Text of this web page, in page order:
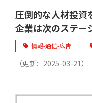
圧倒的な人材投資
企業は次のステー
情報-通信-広告
（更新： 2025-03-21）